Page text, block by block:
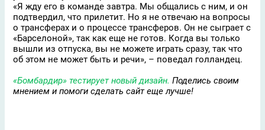
«Я жду его в команде завтра. Мы общались с ним, и он
подтвердил, что прилетит. Но я не отвечаю на вопросы
о трансферах и о процессе трансферов. Он не сыграет с
«Барселоной», так как еще не готов. Когда вы только
вышли из отпуска, вы не можете играть сразу, так что
об этом не может быть и речи», – поведал голландец.
«Бомбардир» тестирует новый дизайн. Поделись своим
мнением и помоги сделать сайт еще лучше!